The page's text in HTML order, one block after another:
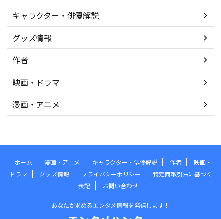
キャラクター・俳優解説
グッズ情報
作者
映画・ドラマ
漫画・アニメ
ホーム 漫画・アニメ キャラクター・俳優解説 作者
映画・
ドラマ
グッズ情報 プライバシーポリシー
特定商取引法に基づく
表記
お問い合わせ
あなたが求めるエンタメ情報を発信します！